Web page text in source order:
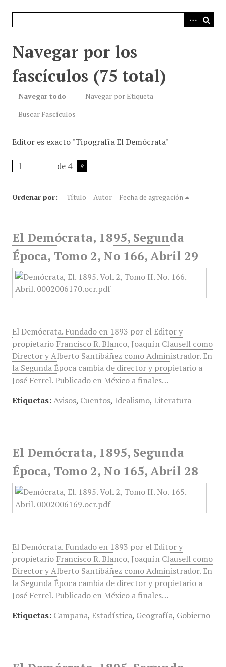
Navegar por los
fascículos (75 total)
Navegar todo
Navegar por Etiqueta
Buscar Fascículos
Editor es exacto "Tipografía El Demócrata"
de 4
Ordenar por: Título Autor Fecha de agregación
El Demócrata, 1895, Segunda
Época, Tomo 2, No 166, Abril 29
El Demócrata. Fundado en 1893 por el Editor y
propietario Francisco R. Blanco, Joaquín Clausell como
Director y Alberto Santibáñez como Administrador. En
la Segunda Época cambia de director y propietario a
José Ferrel. Publicado en México a finales…
Etiquetas: Avisos, Cuentos, Idealismo, Literatura
El Demócrata, 1895, Segunda
Época, Tomo 2, No 165, Abril 28
El Demócrata. Fundado en 1893 por el Editor y
propietario Francisco R. Blanco, Joaquín Clausell como
Director y Alberto Santibáñez como Administrador. En
la Segunda Época cambia de director y propietario a
José Ferrel. Publicado en México a finales…
Etiquetas: Campaña, Estadística, Geografía, Gobierno